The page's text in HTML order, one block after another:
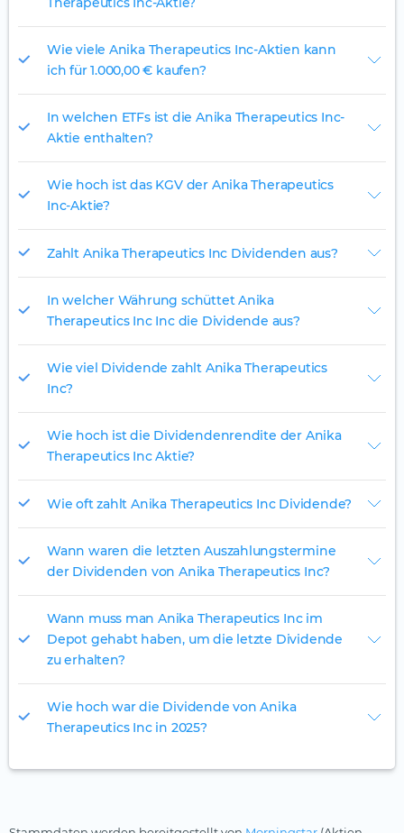
Wie viele Anika Therapeutics Inc-Aktien kann
ich für 1.000,00 € kaufen?
In welchen ETFs ist die Anika Therapeutics Inc-
Aktie enthalten?
Wie hoch ist das KGV der Anika Therapeutics
Inc-Aktie?
Zahlt Anika Therapeutics Inc Dividenden aus?
In welcher Währung schüttet Anika
Therapeutics Inc Inc die Dividende aus?
Wie viel Dividende zahlt Anika Therapeutics
Inc?
Wie hoch ist die Dividendenrendite der Anika
Therapeutics Inc Aktie?
Wie oft zahlt Anika Therapeutics Inc Dividende?
Wann waren die letzten Auszahlungstermine
der Dividenden von Anika Therapeutics Inc?
Wann muss man Anika Therapeutics Inc im
Depot gehabt haben, um die letzte Dividende
zu erhalten?
Wie hoch war die Dividende von Anika
Therapeutics Inc in 2025?